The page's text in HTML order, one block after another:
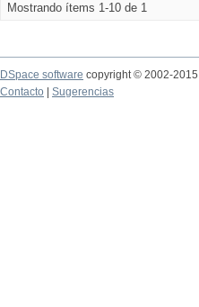
Mostrando ítems 1-10 de 1
DSpace software copyright © 2002-2015
Contacto
Sugerencias